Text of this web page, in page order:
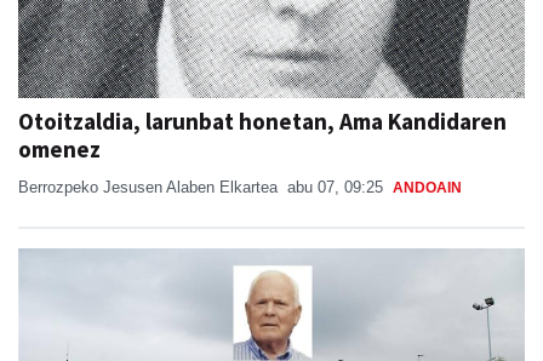
Otoitzaldia, larunbat honetan, Ama Kandidaren
omenez
Berrozpeko Jesusen Alaben Elkartea abu 07, 09:25 ANDOAIN